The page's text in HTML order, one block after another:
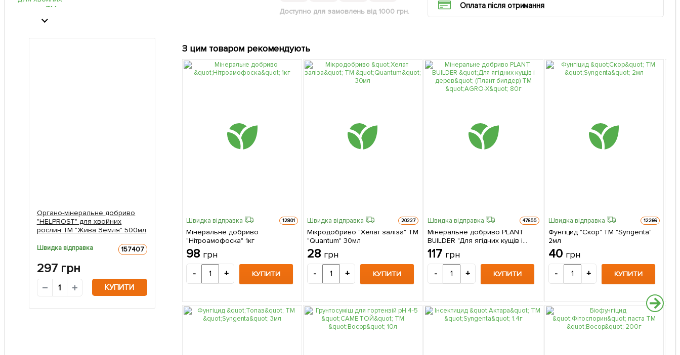
Доступно для замовлень від 1000 грн.
Оплата після отримання
Органо-мінеральне добриво
"HELPROST" для хвойних
рослин ТМ "Жива Земля" 500мл
Швидка відправка 157407
297грн
КУПИТИ
З цим товаром рекомендують
Швидка відправка 12801
Мінеральне добриво
"Нітроамофоска" 1кг
98 грн
- + КУПИТИ
Швидка відправка 20227
Мікродобриво "Хелат заліза" ТМ
"Quantum" 30мл
28 грн
- + КУПИТИ
Швидка відправка 47655
Мінеральне добриво PLANT
BUILDER "Для ягідних кущів і
дерев" (Плант билдер) ТМ
"AGRO-X" 80г
117 грн
- + КУПИТИ
Швидка відправка 12266
Фунгіцид "Скор" ТМ "Syngenta"
2мл
40 грн
- + КУПИТИ